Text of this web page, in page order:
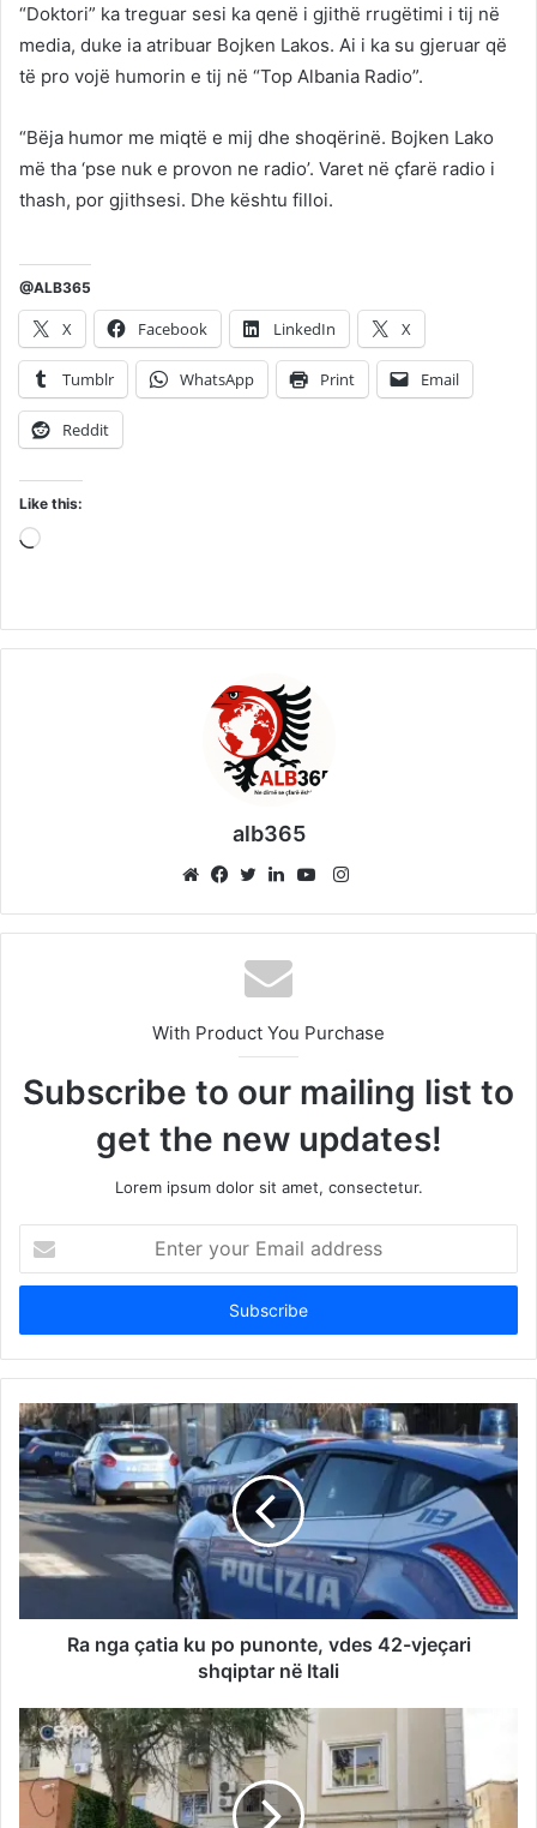
“Doktori” ka treguar sesi ka qenë i gjithë rrugëtimi i tij në
media, duke ia atribuar Bojken Lakos. Ai i ka su gjeruar që
të pro vojë humorin e tij në “Top Albania Radio”.
“Bëja humor me miqtë e mij dhe shoqërinë. Bojken Lako
më tha ‘pse nuk e provon ne radio’. Varet në çfarë radio i
thash, por gjithsesi. Dhe kështu filloi.
@ALB365
X Facebook LinkedIn X
Tumblr WhatsApp Print Email
Reddit
Like this:
Loading…
alb365
Instagram
With Product You Purchase
Subscribe to our mailing list to
get the new updates!
Lorem ipsum dolor sit amet, consectetur.
your
Email
Ra nga çatia ku po punonte, vdes 42-vjeçari
shqiptar në Itali